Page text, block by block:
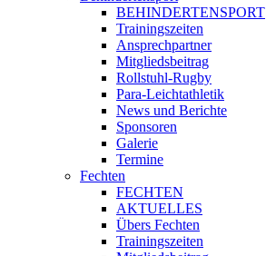
BEHINDERTENSPORT
Trainingszeiten
Ansprechpartner
Mitgliedsbeitrag
Rollstuhl-Rugby
Para-Leichtathletik
News und Berichte
Sponsoren
Galerie
Termine
Fechten
FECHTEN
AKTUELLES
Übers Fechten
Trainingszeiten